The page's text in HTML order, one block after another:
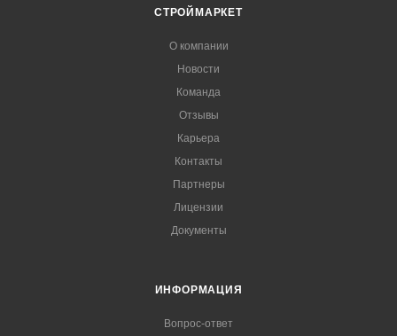
СТРОЙМАРКЕТ
О компании
Новости
Команда
Отзывы
Карьера
Контакты
Партнеры
Лицензии
Документы
ИНФОРМАЦИЯ
Вопрос-ответ